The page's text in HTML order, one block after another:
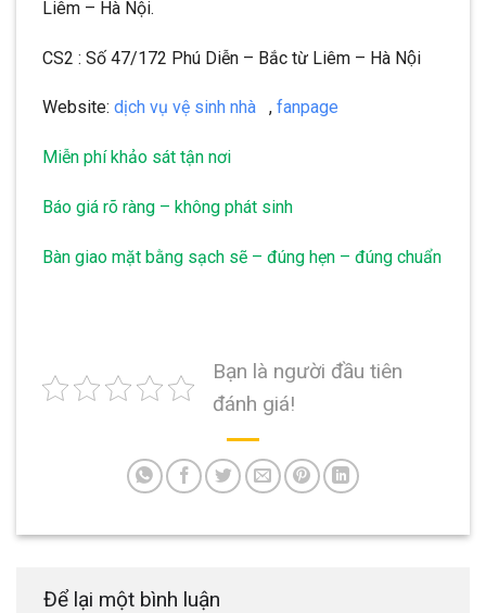
Liêm – Hà Nội.
CS2 : Số 47/172 Phú Diễn – Bắc từ Liêm – Hà Nội
Website: dịch vụ vệ sinh nhà , fanpage
Miễn phí khảo sát tận nơi
Báo giá rõ ràng – không phát sinh
Bàn giao mặt bằng sạch sẽ – đúng hẹn – đúng chuẩn
Bạn là người đầu tiên
đánh giá!
Để lại một bình luận